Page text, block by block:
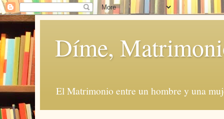
Díme,
El Matrimonio entre un hombre y una